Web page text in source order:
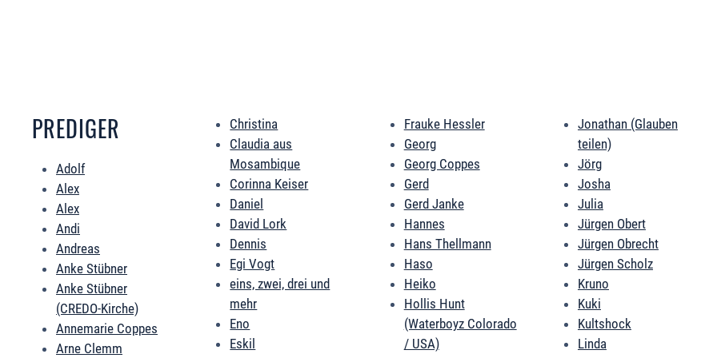
PREDIGER
Adolf
Alex
Alex
Andi
Andreas
Anke Stübner
Anke Stübner
(CREDO-Kirche)
Annemarie Coppes
Arne Clemm
Christina
Claudia aus
Mosambique
Corinna Keiser
Daniel
David Lork
Dennis
Egi Vogt
eins, zwei, drei und
mehr
Eno
Eskil
Frauke Hessler
Georg
Georg Coppes
Gerd
Gerd Janke
Hannes
Hans Thellmann
Haso
Heiko
Hollis Hunt
(Waterboyz Colorado
/ USA)
Jonathan (Glauben
teilen)
Jörg
Josha
Julia
Jürgen Obert
Jürgen Obrecht
Jürgen Scholz
Kruno
Kuki
Kultshock
Linda